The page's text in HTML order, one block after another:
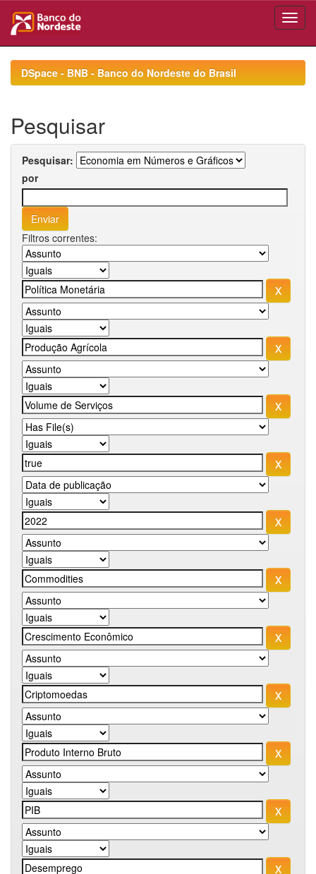
navigationDSpace - BNB - Banco do Nordeste do Brasil
Pesquisar
Pesquisar:
por
Filtros correntes: